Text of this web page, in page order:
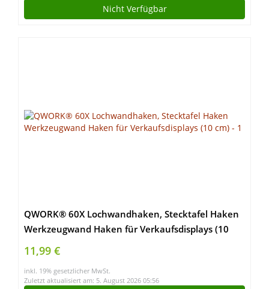
Nicht Verfügbar
QWORK® 60X Lochwandhaken, Stecktafel Haken
Werkzeugwand Haken für Verkaufsdisplays (10
cm)
11,99 €
inkl. 19% gesetzlicher MwSt.
Zuletzt aktualisiert am: 5. August 2026 05:56